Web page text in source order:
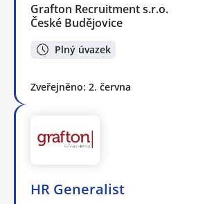
Grafton Recruitment s.r.o.
České Budějovice
Plný úvazek
Zveřejněno: 2. června
HR Generalist